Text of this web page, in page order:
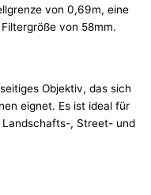
von 0,69m, eine
von 58mm.
Objektiv, das sich
eignet. Es ist ideal für
, Street- und